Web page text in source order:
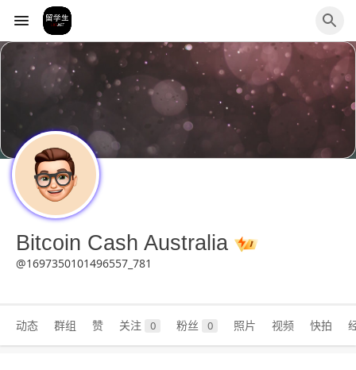
Bitcoin Cash Australia
@1697350101496557_781
动态 群组 赞 关注 0 粉丝 0 照片 视频 快拍